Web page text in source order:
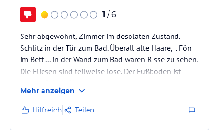
1 / 6
Sehr abgewohnt, Zimmer im desolaten Zustand.
Schlitz in der Tür zum Bad. Überall alte Haare, i. Fön
im Bett ... in der Wand zum Bad waren Risse zu sehen.
Die Fliesen sind teilweise lose. Der Fußboden ist
Mehr anzeigen
Hilfreich Teilen